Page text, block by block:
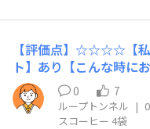
ックでは、じっくりと
です。
【評価点】☆☆☆☆【私
ト】あり【こんな時に
カフェオレにもおすすめ
0 7
ループトンネル |
スコーヒー 4袋